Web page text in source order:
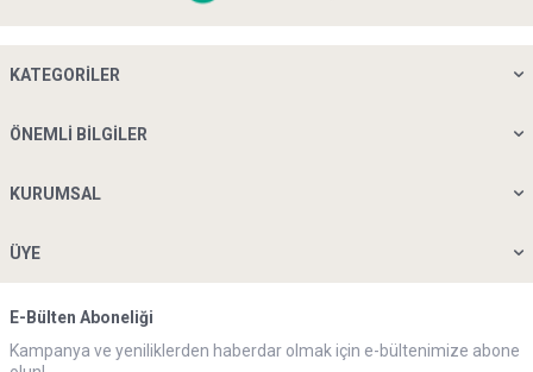
KATEGORILER
ÖNEMLI BILGILER
KURUMSAL
ÜYE
E-Bülten Aboneliği
Kampanya ve yeniliklerden haberdar olmak için e-bültenimize abone